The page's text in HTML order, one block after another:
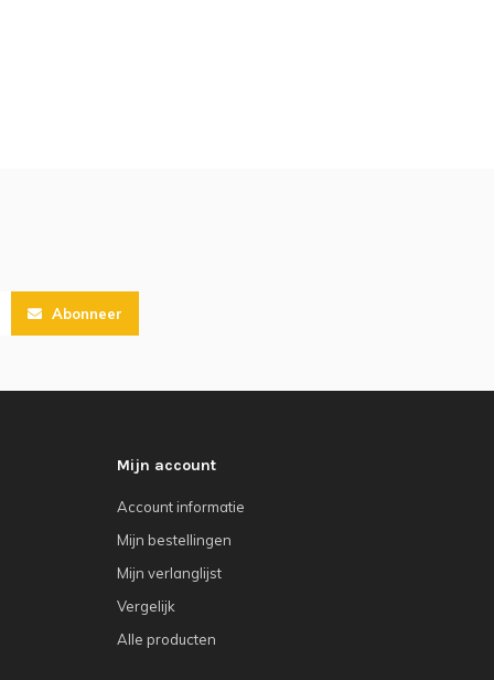
Abonneer
Mijn account
Account informatie
Mijn bestellingen
Mijn verlanglijst
Vergelijk
Alle producten